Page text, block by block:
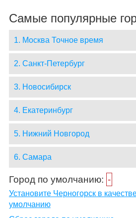
Самые популярные
1. Москва Точное время
2. Санкт-Петербург
3. Новосибирск
4. Екатеринбург
5. Нижний Новгород
6. Самара
Город по умолчанию: -
Установите Черногорск в
умолчанию